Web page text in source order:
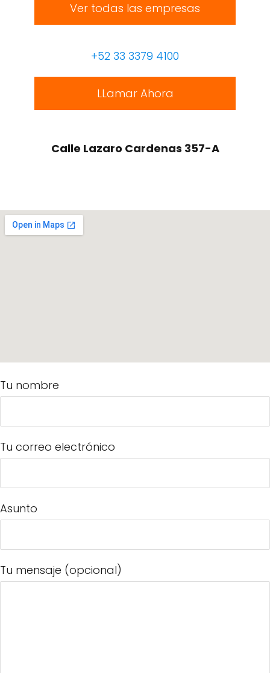
Ver todas las empresas
+52 33 3379 4100
LLamar Ahora
Calle Lazaro Cardenas 357-A
Tu nombre
Tu correo electrónico
Asunto
Tu mensaje (opcional)